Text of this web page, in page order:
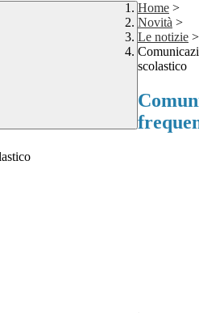
Home >
Novità >
Le notizie >
scolastico